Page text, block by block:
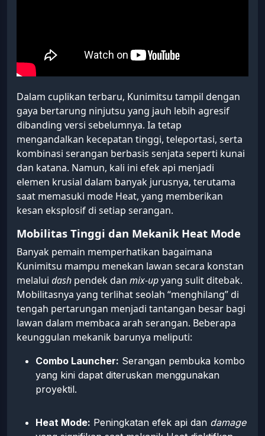
Dalam cuplikan terbaru, Kunimitsu tampil dengan
gaya bertarung ninjutsu yang jauh lebih agresif
dibanding versi sebelumnya. Ia tetap
mengandalkan kecepatan tinggi, teleportasi, serta
kombinasi serangan berbasis senjata seperti kunai
dan katana. Namun, kali ini efek api menjadi
elemen krusial dalam banyak jurusnya, terutama
saat memasuki mode Heat, yang memberikan
kesan eksplosif di setiap serangan.
Mobilitas Tinggi dan Mekanik Heat Mode
Banyak pemain memperhatikan bagaimana
Kunimitsu mampu menekan lawan secara konstan
melalui dash pendek dan mix-upyang sulit ditebak.
Mobilitasnya yang terlihat seolah “menghilang” di
tengah pertarungan menjadi tantangan besar bagi
lawan dalam membaca arah serangan. Beberapa
keunggulan mekanik barunya meliputi:
Combo Launcher: Serangan pembuka kombo
yang kini dapat diteruskan menggunakan
proyektil.
Heat Mode: Peningkatan efek api dan damage